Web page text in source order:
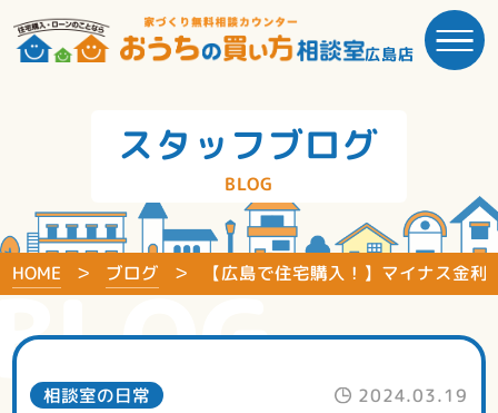
広島店
スタッフブログ
BLOG
HOME ブログ 【広島で住宅購入！】マイナス金
相談室の日常 2024.03.19